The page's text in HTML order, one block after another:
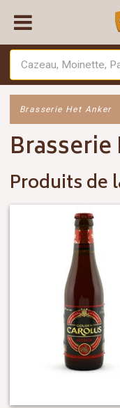
Brasserie Het Anker
Produits de